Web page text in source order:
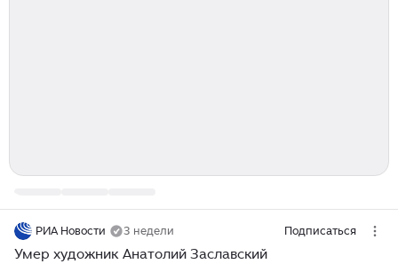
РИА Новости 3 недели Подписаться
Умер художник Анатолий Заславский